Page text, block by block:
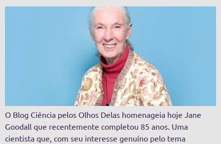
O Blog Ciência pelos Olhos Delas homenageia hoje Jane
Goodall que recentemente completou 85 anos. Uma
cientista que, com seu interesse genuíno pelo tema